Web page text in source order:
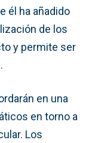
él ha añadido
de los
y permite ser
en una
en torno a
Los